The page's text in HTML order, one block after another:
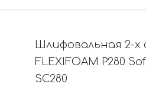
Шлифовальная 2-х
FLEXIFOAM P280
SC280